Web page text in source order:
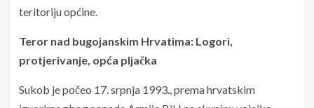
teritoriju općine.
Teror nad bugojanskim Hrvatima: Logori,
protjerivanje, opća pljačka
Sukob je počeo 17. srpnja 1993., prema hrvatskim